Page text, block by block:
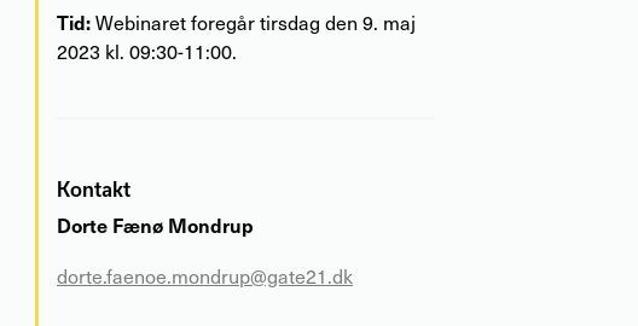
Tid:Webinaret foregår tirsdag den 9. maj
2023 kl. 09:30-11:00.
Kontakt
Dorte Fænø Mondrup
dorte.faenoe.mondrup@gate21.dk